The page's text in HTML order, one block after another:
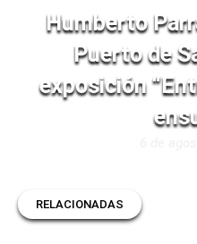
Humberto
Puerto de
exposición
RELACIONADAS